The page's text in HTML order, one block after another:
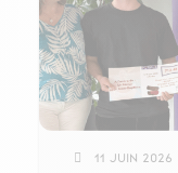
11 juin 2026